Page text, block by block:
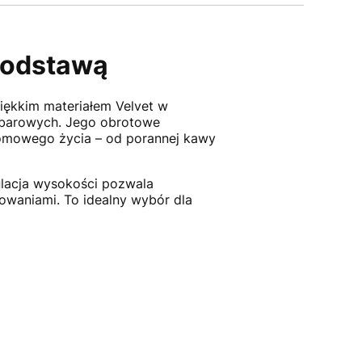
materiałem Velvet w
Jego obrotowe
życia – od porannej kawy
wysokości pozwala
To idealny wybór dla